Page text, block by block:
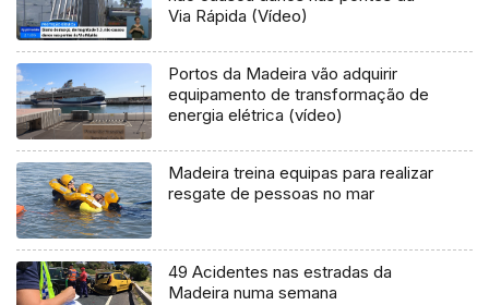
Via Rápida (Vídeo)
Portos da Madeira vão adquirir
equipamento de transformação de
energia elétrica (vídeo)
Madeira treina equipas para realizar
resgate de pessoas no mar
49 Acidentes nas estradas da
Madeira numa semana